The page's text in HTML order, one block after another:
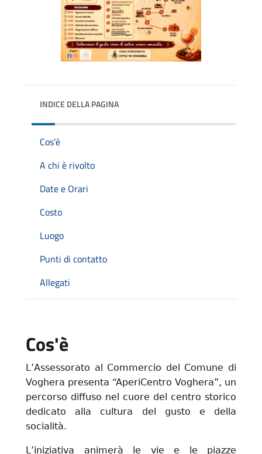
INDICE DELLA PAGINA
Cos'è
A chi è rivolto
Date e Orari
Costo
Luogo
Punti di contatto
Allegati
Cos'è
L’Assessorato al Commercio del Comune di
Voghera presenta “AperiCentro Voghera”, un
percorso diffuso nel cuore del centro storico
dedicato alla cultura del gusto e della
socialità.
L’iniziativa animerà le vie e le piazze